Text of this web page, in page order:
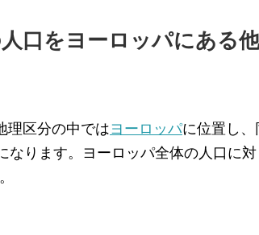
口をヨーロッパにある
理区分の中ではヨーロッパに位置し
なります。ヨーロッパ全体の人口に